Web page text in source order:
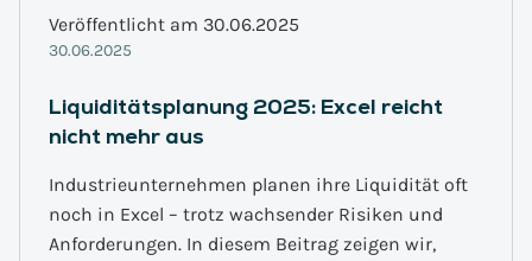
Veröffentlicht am 30.06.2025
30.06.2025
Liquiditätsplanung 2025: Excel reicht
nicht mehr aus
Industrieunternehmen planen ihre Liquidität oft
noch in Excel – trotz wachsender Risiken und
Anforderungen. In diesem Beitrag zeigen wir,